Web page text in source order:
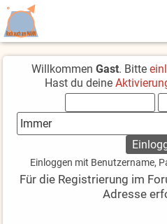
Willkommen Gast. Bitte
Hast du deine
Einloggen mit Benutzername,
Für die Registrierung im
Adresse